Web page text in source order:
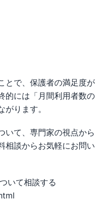
とで、保護者の満足度が
的には「月間利用者数の
ります。
いて、専門家の視点から
相談からお気軽にお問い
いて相談する